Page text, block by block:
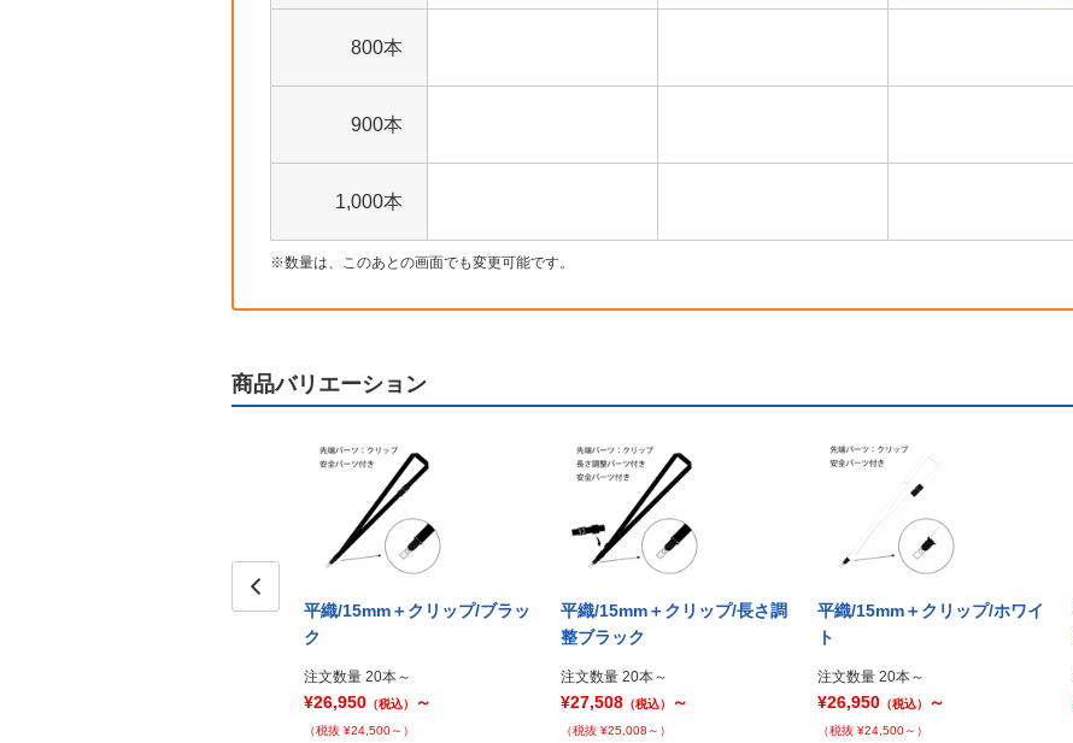
800本
900本
1,000本
数量は、このあとの画面でも変更可能です。
商品バリエーション
平織/15mm＋クリップ/ブラッ
ク
注文数量 20本～
¥26,950 （税込） ～
（税抜 ¥24,500～）
平織/15mm＋クリップ/長さ調
整ブラック
注文数量 20本～
¥27,508 （税込） ～
（税抜 ¥25,008～）
平織/15mm＋クリップ/ホワイ
ト
注文数量 20本～
¥26,950 （税込） ～
（税抜 ¥24,500～）